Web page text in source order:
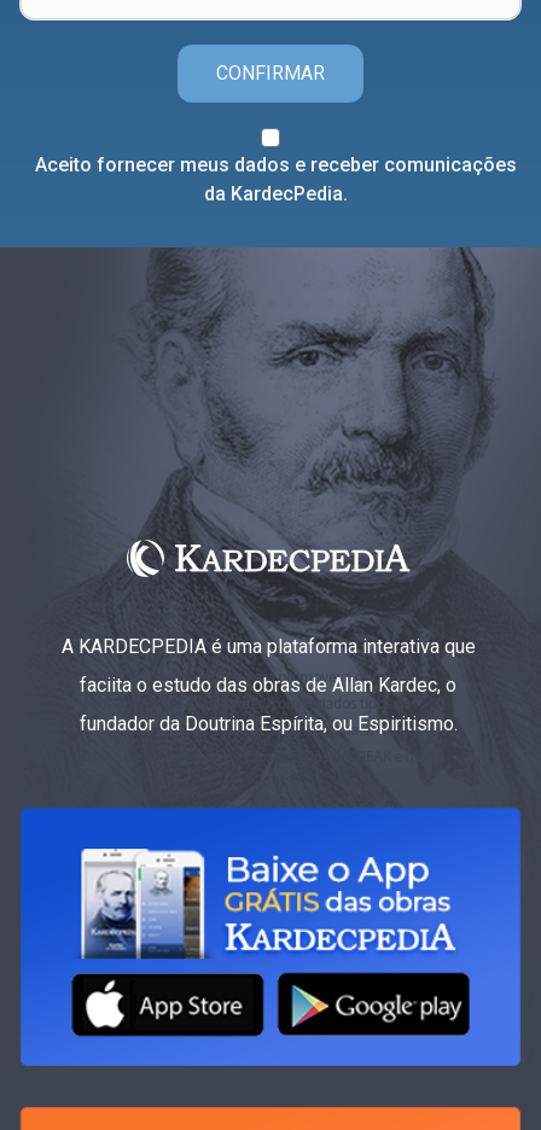
CONFIRMAR
Aceito fornecer meus dados e receber comunicações
da KardecPedia.
A KARDECPEDIA é uma plataforma interativa que
faciita o estudo das obras de Allan Kardec, o
fundador da Doutrina Espírita, ou Espiritismo.